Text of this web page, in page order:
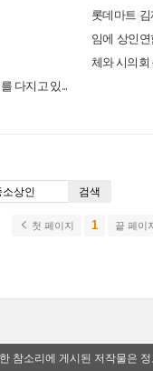
롯데마트
임에 상인
체와 시의회
다지고 있...
검색
첫 페이지 1 끝 페이
참소리에 게시된 저작물은